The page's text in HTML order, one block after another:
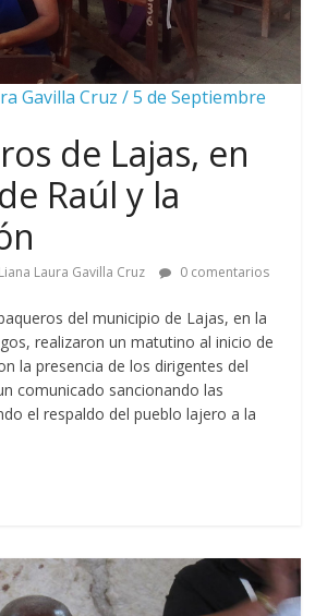
Gavilla Cruz / 5 de Septiembre
de Lajas, en
Raúl y la
Liana Laura Gavilla Cruz 0 comentarios
del municipio de Lajas, en la
realizaron un matutino al inicio de
la presencia de los dirigentes del
comunicado sancionando las
el respaldo del pueblo lajero a la